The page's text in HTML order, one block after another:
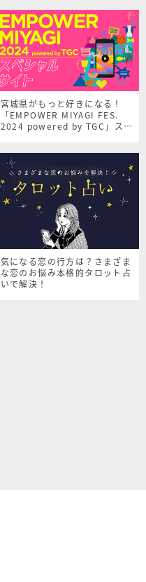
宮城県がもっと好きになる！
「EMPOWER MIYAGI FES.
2024 powered by TGC」スペ
気になる恋の行方は？さまざま
な恋のお悩み本格的タロット占
いで解決！